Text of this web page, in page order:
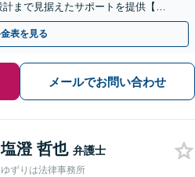
まで見据えたサポートを提供【キ
で休日・夜間も対応】
表を見る
メールでお問い合わせ
塩澄 哲也 弁護士
ゆずりは法律事務所